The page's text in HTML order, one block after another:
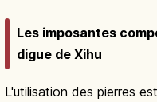
Les imposantes
digue de Xihu
L'utilisation des pierres